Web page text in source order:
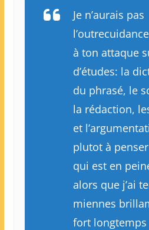
Je n’aurais pas
à ton attaque
d’études: la
du phrasé, le
la rédaction,
et
plutot à
qui est en
alors que j’ai
miennes
fort longtemps